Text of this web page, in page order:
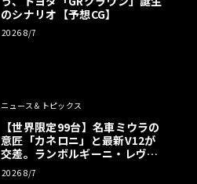
のシナリオ【予想CG】
2026 8/7
ニュース＆トピックス
【世界限定99台】名車ミウラの
意匠「カネロニ」と最新V12が
交差。ランボルギーニ・レヴエ
ルトに60周年記念車が登場
2026 8/7